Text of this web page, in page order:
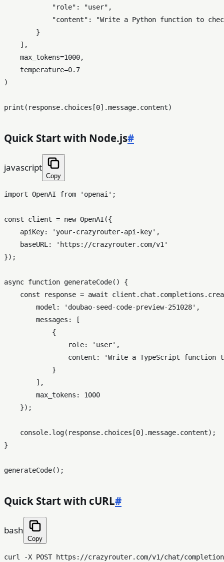
"role" : "user" ,
"content" :
"Write a Python function to
        }
    ],
    max_tokens=
1000,
    temperature=
0.7
)
print (response.choices[0
Quick Start with Node.js#
javascript
Copy
import OpenAI from 'openai' ;
const client = new OpenAI ({
apiKey: 'your-crazyrouter-api-key' ,
baseURL :
'https://crazyrouter.com/v1'
});
async function generateCode( ) {
const response = await client. chat . completions .
model : 'doubao-seed-code-preview-251028' ,
messages : [
            {
role: 'user' ,
content :
'Write a TypeScript function
            }
        ],
max_tokens : 1000
    });
console. log(response. choices [0].message. content);
}
generateCode
Quick Start with cURL#
bash
Copy
curl -X POST https://crazyrouter.com/v1/chat/